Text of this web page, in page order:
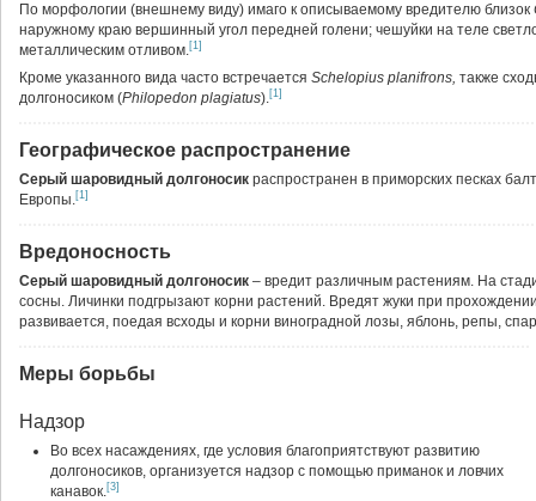
По морфологии (внешнему виду) имаго к описываемому вредителю близок
наружному краю вершинный угол передней голени; чешуйки на теле
металлическим отливом.[1]
Кроме указанного вида часто встречается Schelopius planifrons, также
долгоносиком (Philopedon plagiatus).[1]
Географическое распространение
Серый шаровидный долгоносик распространен в приморских песках
Европы.[1]
Вредоносность
Серый шаровидный долгоносик – вредит различным растениям. На
сосны. Личинки подгрызают корни растений. Вредят жуки при
развивается, поедая всходы и корни виноградной лозы, яблонь, репы,
Меры борьбы
Надзор
Во всех насаждениях, где условия благоприятствуют развитию
долгоносиков, организуется надзор с помощью приманок и ловчих
канавок.[3]